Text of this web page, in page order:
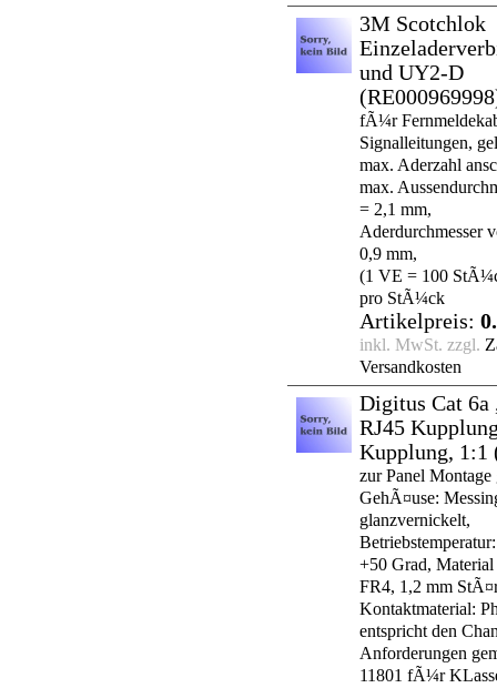
3M Scotchlok
und UY2-D
fÃ¼r
Signalleitungen,
max. Aderzahl
max.
= 2,1 mm,
Aderdurchmesser
0,9 mm,
(1 VE = 100
pro StÃ¼ck
Artikelpreis:
inkl. MwSt. zzgl.
Versandkosten
Digitus Cat 6a
RJ45
Kupplung, 1:1
zur Panel Montage
GehÃ¤use:
glanzvernickelt,
+50 Grad,
FR4, 1,2 mm
Kontaktmaterial:
entspricht den
Anforderungen
11801 fÃ¼r